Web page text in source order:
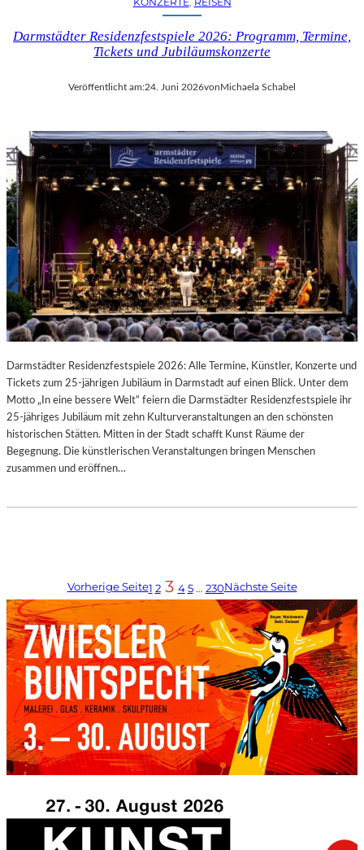
Darmstädter Residenzfestspiele 2026: Programm, Termine,
Tickets und Jubiläumskonzerte
Veröffentlicht am:24. Juni 2026vonMichaela Schabel
Darmstädter Residenzfestspiele 2026: Alle Termine, Künstler, Konzerte und
Tickets zum 25-jährigen Jubiläum in Darmstadt auf einen Blick. Unter dem
Motto „In eine bessere Welt“ feiern die Darmstädter Residenzfestspiele ihr
25-jähriges Jubiläum mit zehn Kulturveranstaltungen an den schönsten
historischen Stätten. Mitten in der Stadt schafft Kunst Räume der
Begegnung. Die künstlerischen Veranstaltungen bringen Menschen
zusammen und eröffnen…
Vorherige Seite1 2 3 4 5 … 230Nächste Seite